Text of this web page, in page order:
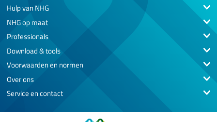
Hulp van NHG
NHG op maat
Professionals
Download & tools
Voorwaarden en normen
Over ons
Service en contact